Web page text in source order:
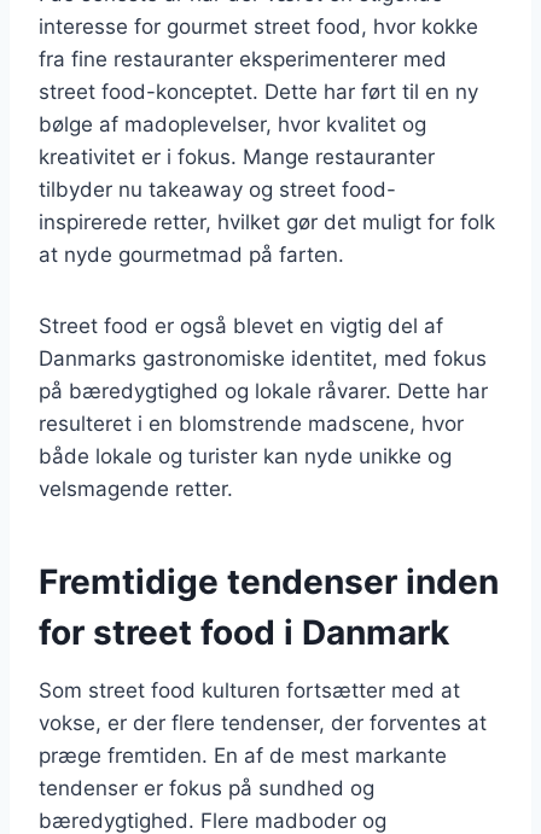
interesse for gourmet street food, hvor kokke
fra fine restauranter eksperimenterer med
street food-konceptet. Dette har ført til en ny
bølge af madoplevelser, hvor kvalitet og
kreativitet er i fokus. Mange restauranter
tilbyder nu takeaway og street food-
inspirerede retter, hvilket gør det muligt for folk
at nyde gourmetmad på farten.
Street food er også blevet en vigtig del af
Danmarks gastronomiske identitet, med fokus
på bæredygtighed og lokale råvarer. Dette har
resulteret i en blomstrende madscene, hvor
både lokale og turister kan nyde unikke og
velsmagende retter.
Fremtidige tendenser inden
for street food i Danmark
Som street food kulturen fortsætter med at
vokse, er der flere tendenser, der forventes at
præge fremtiden. En af de mest markante
tendenser er fokus på sundhed og
bæredygtighed. Flere madboder og